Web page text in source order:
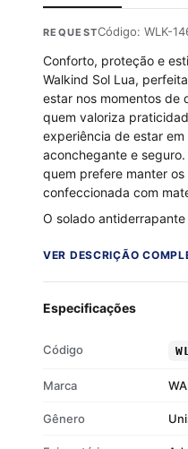
REQUESTCódigo: WLK-
Conforto, proteção e
Walkind Sol Lua,
estar nos momentos de
quem valoriza
experiência de estar
aconchegante e
quem prefere manter
confeccionada com
O solado
de piso, evitando
mood caseiro, tornando-
semana com conforto.
Marca: Walkind –
resistência
VER DESCRIÇÃO
Especificações
Código
Marca
Gênero